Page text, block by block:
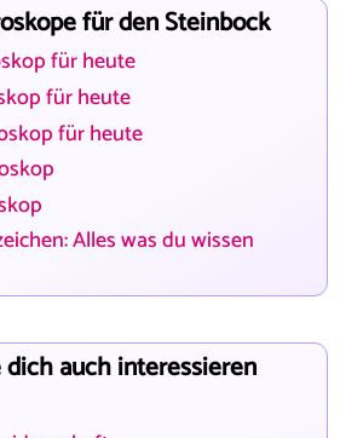
für den Steinbock
für heute
für heute
für heute
Alles was du wissen
dich auch interessieren